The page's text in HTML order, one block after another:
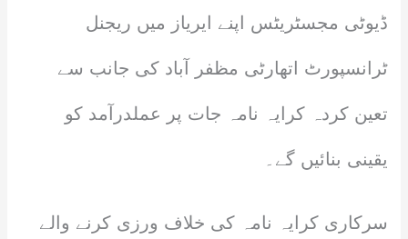
ڈیوٹی مجسٹریٹس اپنے ایریاز میں ریجنل
ٹرانسپورٹ اتھارٹی مظفر آباد کی جانب سے
تعین کردہ کرایہ نامہ جات پر عملدرآمد کو
یقینی بنائیں گے۔
سرکاری کرایہ نامہ کی خلاف ورزی کرنے والے